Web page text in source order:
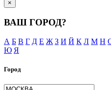
×
ВАШ ГОРОД?
А Б В Г Д Е Ж З И Й К Л М Н
Ю Я
Город